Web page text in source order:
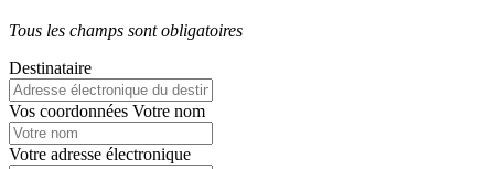
Tous les champs sont obligatoires
Destinataire
Vos coordonnées Votre nom
Votre adresse électronique